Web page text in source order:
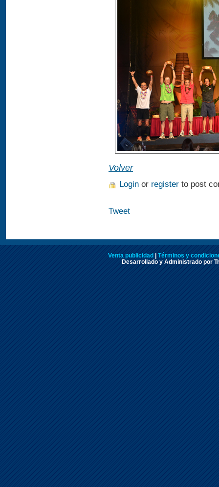
Volver
Login or register to post
Tweet
Venta publicidad
Términos y
Desarrollado y Administrado por